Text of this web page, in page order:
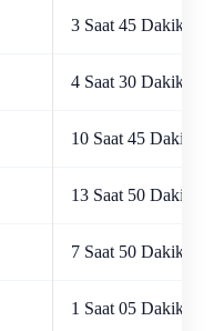
3 Saat 45 Dakika
4 Saat 30 Dakika
10 Saat 45 Dakika
13 Saat 50 Dakika
7 Saat 50 Dakika
1 Saat 05 Dakika